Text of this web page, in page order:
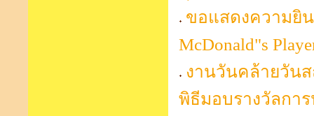
ขอแสดงความยิ
McDonald"s
งานวันคล้ายวัน
พิธีมอบรางวัลกา